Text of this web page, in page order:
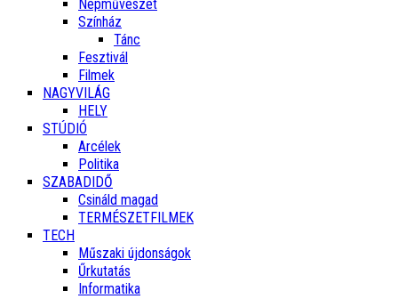
Népművészet
Színház
Tánc
Fesztivál
Filmek
NAGYVILÁG
HELY
STÚDIÓ
Arcélek
Politika
SZABADIDŐ
Csináld magad
TERMÉSZETFILMEK
TECH
Műszaki újdonságok
Űrkutatás
Informatika